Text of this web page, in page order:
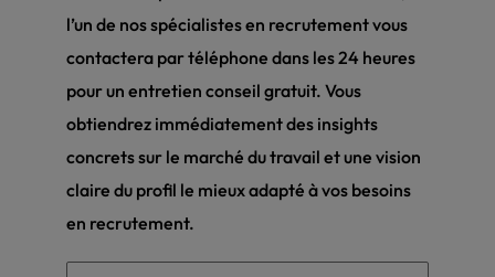
l’un de nos spécialistes en recrutement vous
contactera par téléphone dans les 24 heures
pour un entretien conseil gratuit. Vous
obtiendrez immédiatement des insights
concrets sur le marché du travail et une vision
claire du profil le mieux adapté à vos besoins
en recrutement.